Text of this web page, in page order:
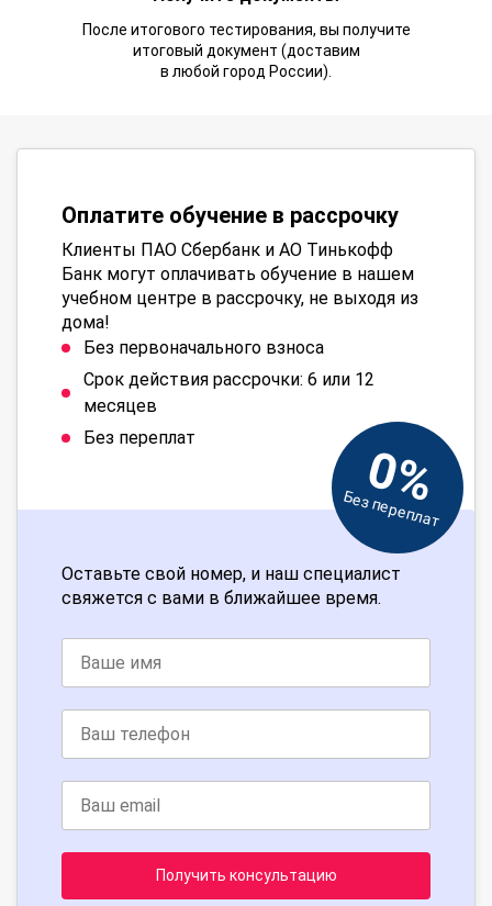
После итогового тестирования, вы получите
итоговый документ (доставим
в любой город России).
Оплатите обучение в рассрочку
Клиенты ПАО Сбербанк и АО Тинькофф
Банк могут оплачивать обучение в нашем
учебном центре в рассрочку, не выходя из
дома!
Без первоначального взноса
Срок действия рассрочки: 6 или 12
месяцев
Без переплат
0%
Без переплат
Оставьте свой номер, и наш специалист
свяжется с вами в ближайшее время.
Получить консультацию